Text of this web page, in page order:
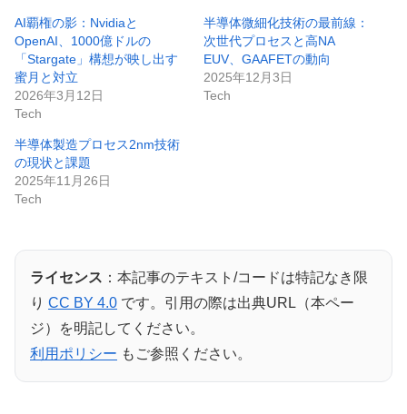
AI覇権の影：Nvidiaと
OpenAI、1000億ドルの
「Stargate」構想が映し出す
蜜月と対立
2026年3月12日
Tech
半導体微細化技術の最前線：
次世代プロセスと高NA
EUV、GAAFETの動向
2025年12月3日
Tech
半導体製造プロセス2nm技術
の現状と課題
2025年11月26日
Tech
ライセンス ：本記事のテキスト/コードは特記なき限
り CC BY 4.0 です。引用の際は出典URL（本ペー
ジ）を明記してください。
利用ポリシー もご参照ください。